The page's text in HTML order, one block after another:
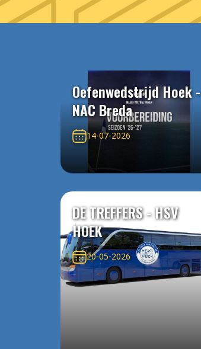
Oefenwedstrijd Hoek -
NAC Breda
14-07-2026
DE TREFFERS - HSV
HOEK
20-05-2026